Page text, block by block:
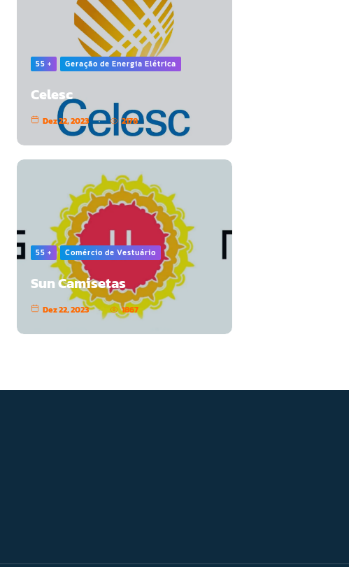
55 + Geração de Energia Elétrica
Celesc
Dez 22, 2023 2178
55 + Comércio de Vestuário
Sun Camisetas
Dez 22, 2023 1867